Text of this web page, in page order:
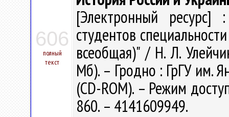
606
полный
текст
[Электронный ресурс]
студентов
всеобщая)" / Н. Л.
Мб). – Гродно : ГрГУ им.
(CD-ROM). – Режим
860. – 4141609949.